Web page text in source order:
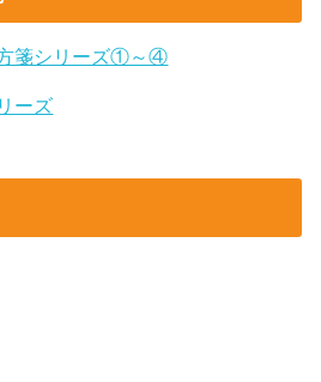
方箋シリーズ①～④
ーズ